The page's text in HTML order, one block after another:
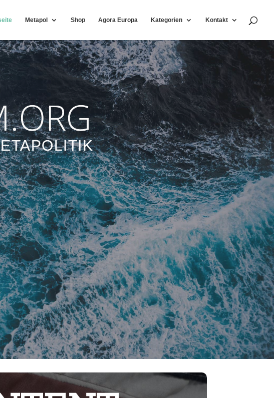
Metapol Shop Agora Europa Kategorien Kontakt